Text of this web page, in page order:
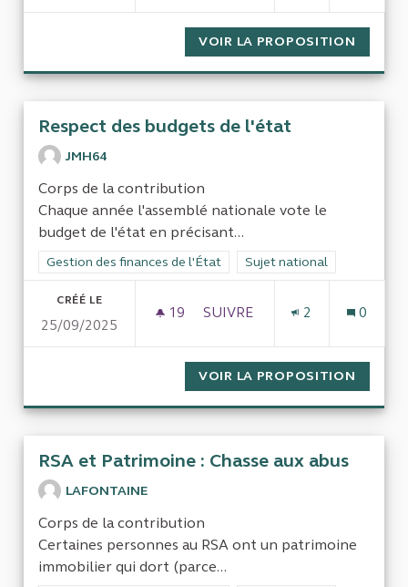
VOIR LA PROPOSITION
Respect des budgets de l'état
JMH64
Corps de la contribution
Chaque année l'assemblé nationale vote le
budget de l'état en précisant...
Filtrer les résultats de la catégorie : Gestion des finances de
Gestion des finances de l'État Filtrer les résultats pour le
Sujet national
CRÉÉ LE
25/09/2025
19 19 ABONNÉS
SUIVRE
2 0
VOIR LA PROPOSITION
RSA et Patrimoine : Chasse aux abus
LAFONTAINE
Corps de la contribution
Certaines personnes au RSA ont un patrimoine
immobilier qui dort (parce...